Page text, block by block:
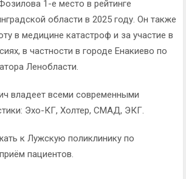
1-е место в рейтинге
области в 2025 году. Он также
в медицине катастроф и за участие в
в частности в городе Енакиево по
Ленобласти.
владеет всеми современными
Эхо-КГ, Холтер, СМАД, ЭКГ.
к Лужскую поликлинику по
пациентов.